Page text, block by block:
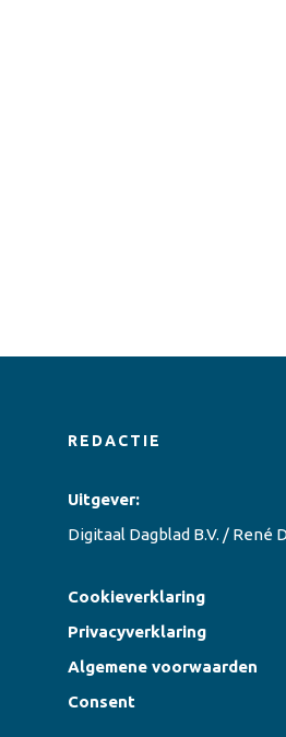
REDACTIE
Uitgever:
Digitaal Dagblad B.V. / René
Cookieverklaring
Privacyverklaring
Algemene voorwaarden
Consent